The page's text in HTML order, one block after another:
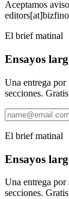
Aceptamos
El brief matinal
Ensayos
Una entrega por
secciones.
El brief matinal
Ensayos
Una entrega por
secciones.